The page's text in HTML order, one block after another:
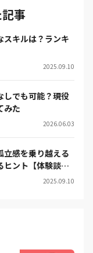
事
スキルは？ランキ
2025.09.10
しでも可能？現役
みた
2026.06.03
立感を乗り越える
ヒント【体験談あ
2025.09.10